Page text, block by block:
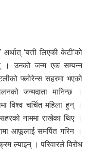
‘बत्ती लिएकी केटी’को
। उनको जन्म एक सम्पन्न
फ्लोरेन्स सहरमा भएको
जन्मदाता मानिन्छ ।
विश्व चर्चित महिला हुन् ।
नाममा राखेका थिए ।
आफूलाई समर्पित गरिन ।
ल्याइन् । परिवारले विरोध